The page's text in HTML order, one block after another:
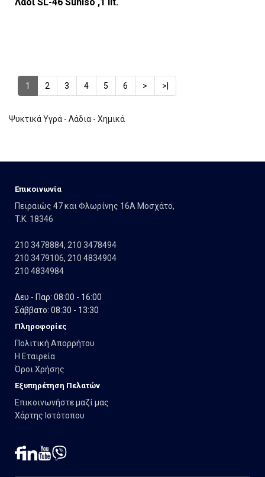
1 2 3 4 5 6 > >|
Ψυκτικά Υγρά - Λάδια - Χημικά
Eπικοινωνία
Πειραιώς 47 και Φλωρίνης 16Α Μοσχάτο,
T.K. 18346
210 3478884, 210 3478494
210 3479106, 210 4834904
210 4834984
Δευ - Παρ: 08:00 - 16:00
Σάββατο: 08:30 - 13:30
Πληροφορίες
Πολιτική Απορρήτου
Η Εταιρεία
Όροι Χρήσης
Εξυπηρέτηση Πελατών
Επικοινωνήστε μαζί μας
Χάρτης Ιστότοπου